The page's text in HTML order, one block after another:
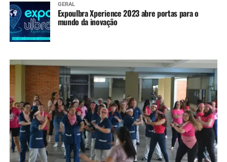
GERAL
Expoulbra Xperience 2023 abre portas para o
mundo da inovação